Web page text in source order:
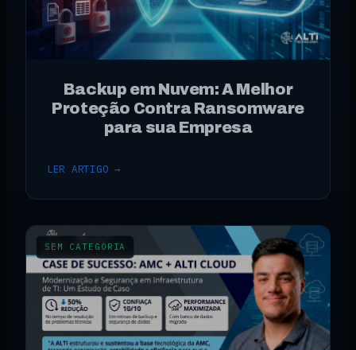
Backup em Nuvem: A Melhor
Proteção Contra Ransomware
para sua Empresa
LER ARTIGO →
SEM CATEGORIA